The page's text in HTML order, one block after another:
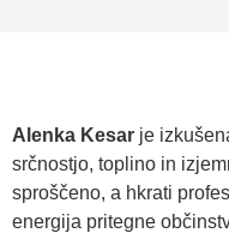
Alenka Kesar je
srčnostjo, toplino in
sproščeno, a hkrati
energija pritegne